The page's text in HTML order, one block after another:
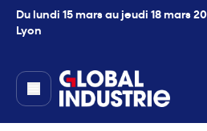
Du lundi 15 mars au jeudi 18 mars
Lyon
page.home